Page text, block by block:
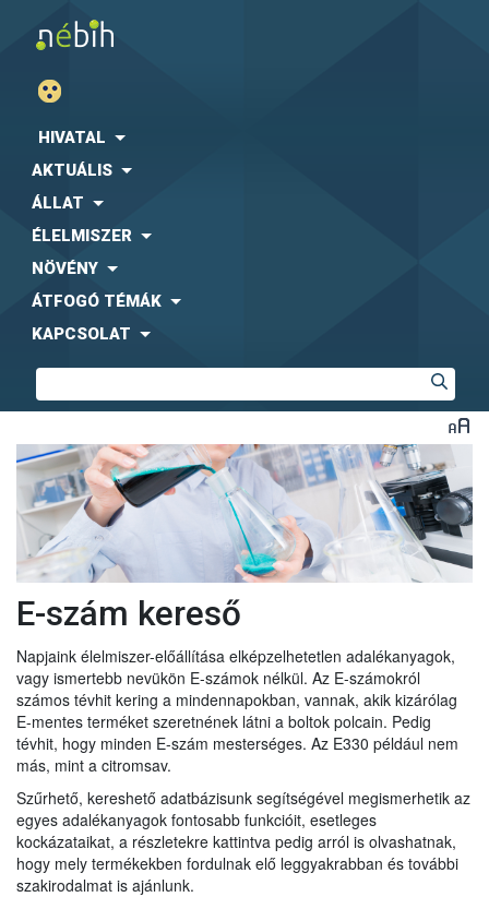
HIVATAL
AKTUÁLIS
ÁLLAT
ÉLELMISZER
NÖVÉNY
ÁTFOGÓ TÉMÁK
KAPCSOLAT
E-szám kereső
Napjaink élelmiszer-előállítása elképzelhetetlen adalékanyagok,
vagy ismertebb nevükön E-számok nélkül. Az E-számokról
számos tévhit kering a mindennapokban, vannak, akik kizárólag
E-mentes terméket szeretnének látni a boltok polcain. Pedig
tévhit, hogy minden E-szám mesterséges. Az E330 például nem
más, mint a citromsav.
Szűrhető, kereshető adatbázisunk segítségével megismerhetik az
egyes adalékanyagok fontosabb funkcióit, esetleges
kockázataikat, a részletekre kattintva pedig arról is olvashatnak,
hogy mely termékekben fordulnak elő leggyakrabban és további
szakirodalmat is ajánlunk.